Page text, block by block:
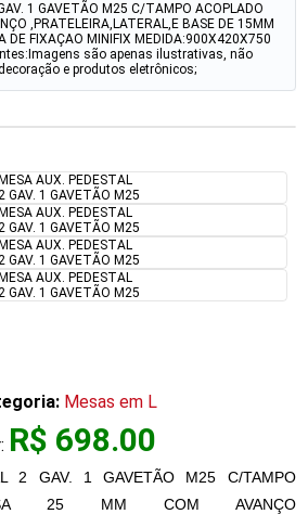
1 GAVETÃO M25 C/TAMPO ACOPLADO
,PRATELEIRA,LATERAL,E BASE DE 15MM
DE FIXAÇAO MINIFIX MEDIDA:900X420X750
são apenas ilustrativas, não
e produtos eletrônicos;
Mesas em L
R$ 698.00
2 GAV. 1 GAVETÃO M25 C/TAMPO
25 MM COM AVANÇO